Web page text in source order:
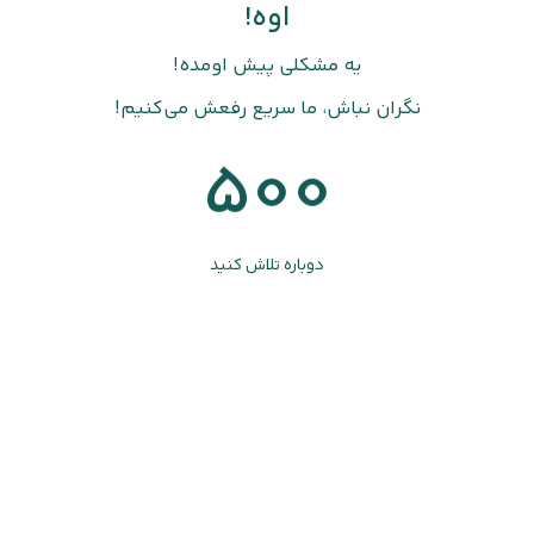
اوه!
یه مشکلی پیش اومده!
نگران نباش، ما سریع رفعش می‌کنیم!
500
دوباره تلاش کنید